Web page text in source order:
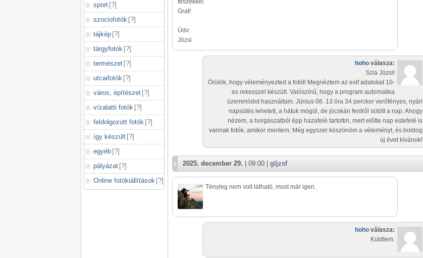
sport [?]
szociofotók [?]
tájkép [?]
tárgyfotók [?]
természet [?]
utcaifotók [?]
város, építészet [?]
vízalatti fotók [?]
feldolgozott fotók [?]
így készült [?]
egyéb [?]
pályázat [?]
Online fotókiállítások [?]
fészekkel.
Grat!
Üdv:
Józsi
hoho válasza:
Szia Józsi!
Örülök, hogy véleményezted a fotót! Megnéztem az exif adatokat 10-
es rekesszel készült. Valószínű, hogy a program automatika
üzemmódot használtam. Június 06. 13 óra 34 perckor verőfényes, nyári
napsütés lehetett, a hátuk mögül, de jócskán fentről sütött a nap. Ahogy
nézem, a horgászatból épp hazafelé tartottm, mert előtte nap estefelé is
vannak fotók, amikor mentem. Még egyszer köszönöm a véleményt, és boldog
új évet kívánok!
2025. december 29. | 09:00 | gljzsf
Tényleg nem volt látható, most már igen.
hoho válasza:
Küldtem.